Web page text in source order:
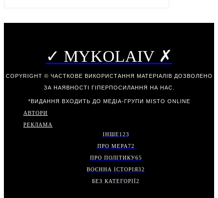
✓ MYKOLAIV ✗
COPYRIGHT © ЧАСТКОВЕ ВИКОРИСТАННЯ МАТЕРІАЛІВ ДОЗВОЛЕНО
ЗА НАЯВНОСТІ ГІПЕРПОСИЛАННЯ НА НАС.
*ВИДАННЯ ВХОДИТЬ ДО МЕДІА-ГРУПИ MISTO ONLINE
АВТОРИ
РЕКЛАМА
ІНШЕ123
ПРО МЕРА72
ПРО ПОЛІТИКУ65
ВОЄННА ІСТОРІЯ32
БЕЗ КАТЕГОРІЇ2